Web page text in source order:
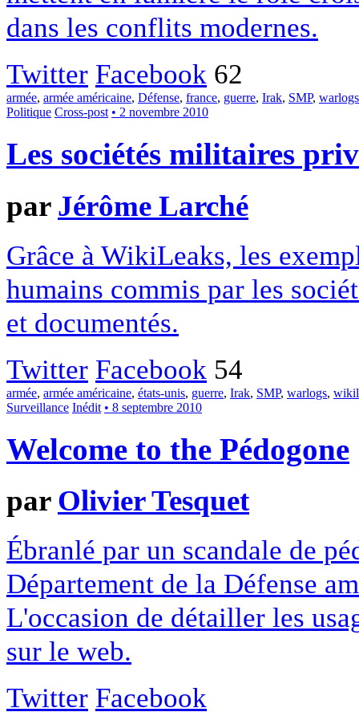
dans les conflits modernes.
Twitter Facebook 62
armée, armée américaine, Défense, france, guerre, Irak, SMP, warlogs
Politique Cross-post • 2 novembre 2010
Les sociétés militaires
par Jérôme Larché
Grâce à WikiLeaks, les
humains commis par les
et documentés.
Twitter Facebook 54
armée, armée américaine, états-unis, guerre, Irak, SMP, warlogs,
Surveillance Inédit • 8 septembre 2010
Welcome to the Pédogone
par Olivier Tesquet
Ébranlé par un scandale de
Département de la Défense
L'occasion de détailler les
sur le web.
Twitter Facebook